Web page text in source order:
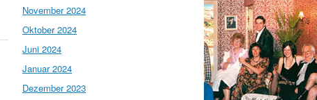
November 2024
Oktober 2024
Juni 2024
Januar 2024
Dezember 2023